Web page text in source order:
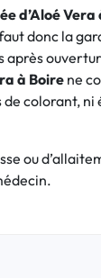
d’Aloé Vera
donc la
après
à Boire ne
de colorant, ni
ou